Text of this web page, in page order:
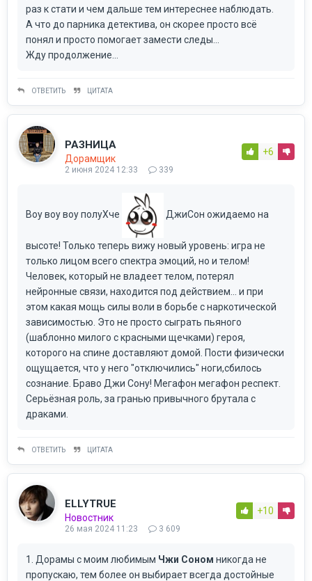
раз к стати и чем дальше тем интереснее наблюдать.
А что до парника детектива, он скорее просто всё
понял и просто помогает замести следы...
Жду продолжение...
ОТВЕТИТЬ ЦИТАТА
РАЗНИЦА
Дорамщик
2 июня 2024 12:33 339
+6
Воу воу воу полуХче ДжиСон ожидаемо на
высоте! Только теперь вижу новый уровень: игра не
только лицом всего спектра эмоций, но и телом!
Человек, который не владеет телом, потерял
нейронные связи, находится под действием... и при
этом какая мощь силы воли в борьбе с наркотической
зависимостью. Это не просто сыграть пьяного
(шаблонно милого с красными щечками) героя,
которого на спине доставляют домой. Пости физически
ощущается, что у него "отключились" ноги,сбилось
сознание. Браво Джи Сону! Мегафон мегафон респект.
Серьёзная роль, за гранью привычного брутала с
драками.
ОТВЕТИТЬ ЦИТАТА
ELLYTRUE
Новостник
26 мая 2024 11:23 3 609
+10
1. Дорамы с моим любимым Чжи Соном никогда не
пропускаю, тем более он выбирает всегда достойные